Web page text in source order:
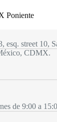
Poniente
esq. street 10,
CDMX.
de 9:00 a